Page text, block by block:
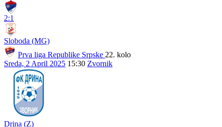
2:1
Sloboda (MG)
Prva liga Republike Srpske 22. kolo
Sreda, 2 April 2025 15:30 Zvornik
Drina (Z)